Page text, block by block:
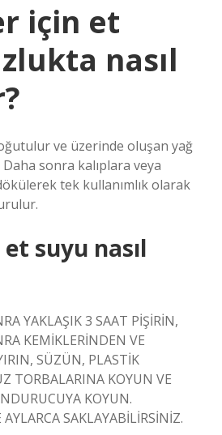
için et
nasıl
ve üzerinde oluşan yağ
sonra kalıplara veya
tek kullanımlık olarak
suyu nasıl
YAKLAŞIK 3 SAAT PİŞİRİN,
KEMİKLERİNDEN VE
SÜZÜN, PLASTİK
TORBALARINA KOYUN VE
KOYUN.
SAKLAYABİLİRSİNİZ.